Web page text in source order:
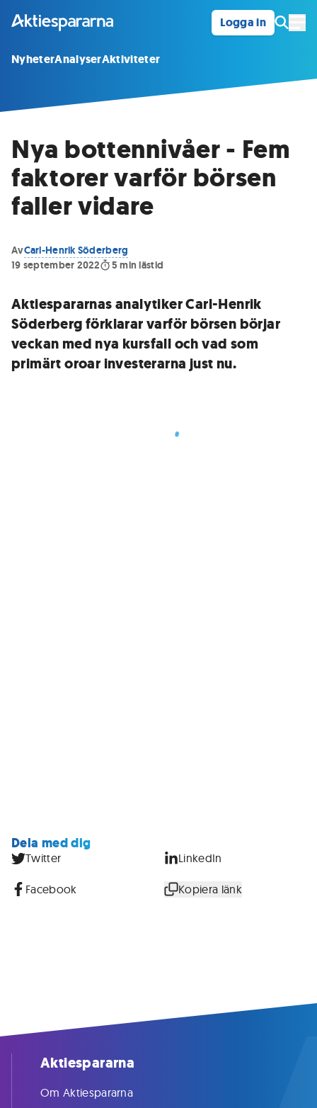
Logga in
NyheterAnalyserAktiviteter
Nya bottennivåer - Fem
faktorer varför börsen
faller vidare
AvCarl-Henrik Söderberg
19 september 2022
5 min lästid
Aktiespararnas analytiker Carl-Henrik
Söderberg förklarar varför börsen börjar
veckan med nya kursfall och vad som
primärt oroar investerarna just nu.
Dela med dig
Twitter LinkedIn
Facebook Kopiera länk
Aktiespararna
Om Aktiespararna